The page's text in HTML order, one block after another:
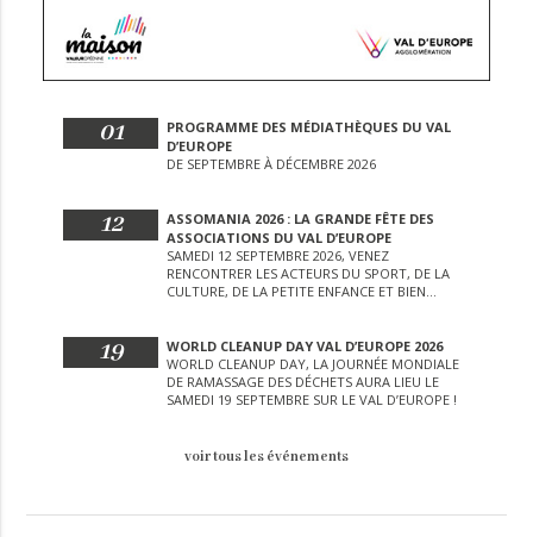
01
PROGRAMME DES MÉDIATHÈQUES DU VAL
D’EUROPE
DE SEPTEMBRE À DÉCEMBRE 2026
12
ASSOMANIA 2026 : LA GRANDE FÊTE DES
ASSOCIATIONS DU VAL D’EUROPE
SAMEDI 12 SEPTEMBRE 2026, VENEZ
RENCONTRER LES ACTEURS DU SPORT, DE LA
CULTURE, DE LA PETITE ENFANCE ET BIEN
19
WORLD CLEANUP DAY VAL D’EUROPE 2026
WORLD CLEANUP DAY, LA JOURNÉE MONDIALE
DE RAMASSAGE DES DÉCHETS AURA LIEU LE
SAMEDI 19 SEPTEMBRE SUR LE VAL D’EUROPE !
voir tous les événements